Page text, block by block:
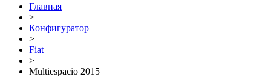
Главная
>
Конфигуратор
>
Fiat
>
Multiespacio 2015